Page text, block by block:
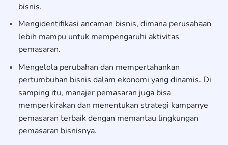
bisnis.
Mengidentifikasi ancaman bisnis, dimana perusahaan
lebih mampu untuk mempengaruhi aktivitas
pemasaran.
Mengelola perubahan dan mempertahankan
pertumbuhan bisnis dalam ekonomi yang dinamis. Di
samping itu, manajer pemasaran juga bisa
memperkirakan dan menentukan strategi kampanye
pemasaran terbaik dengan memantau lingkungan
pemasaran bisnisnya.